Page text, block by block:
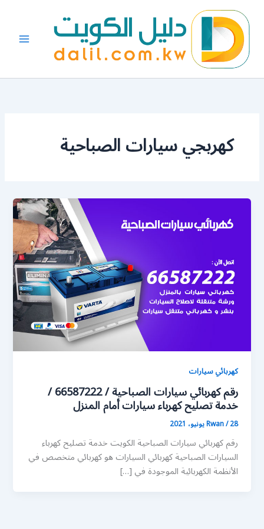
المحتوى
كهربجي سيارات الصباحية
كهربائي سيارات
رقم كهربائي سيارات الصباحية / 66587222 /
خدمة تصليح كهرباء سيارات أمام المنزل
Rwan/28 يونيو، 2021
رقم كهربائي سيارات الصباحية الكويت خدمة تصليح كهرباء
السيارات الصباحية كهربائي السيارات هو كهربائي متخصص في
الأنظمة الكهربائية الموجودة في […]